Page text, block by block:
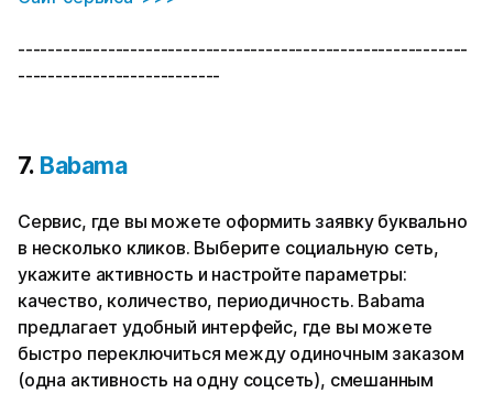
------------------------------------------------------------
---------------------------
7. Babama
Сервис, где вы можете оформить заявку буквально
в несколько кликов. Выберите социальную сеть,
укажите активность и настройте параметры:
качество, количество, периодичность. Babama
предлагает удобный интерфейс, где вы можете
быстро переключиться между одиночным заказом
(одна активность на одну соцсеть), смешанным